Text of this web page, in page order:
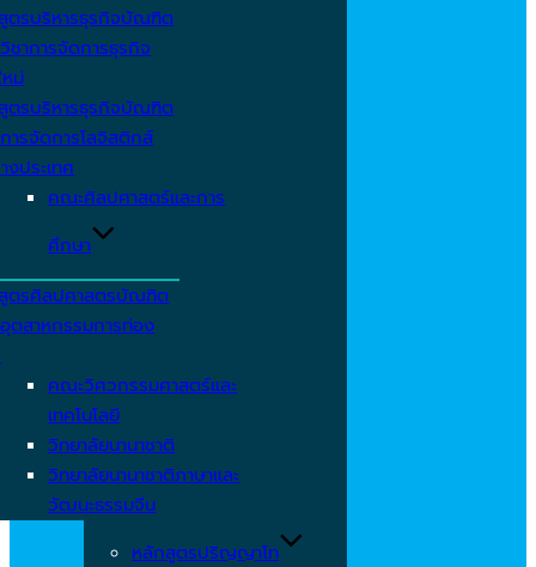
ตรบริหารธุรกิจบัณฑิต
ชาการจัดการธุรกิจ
ม่
ตรบริหารธุรกิจบัณฑิต
ารจัดการโลจิสติกส์
งประเทศ
คณะศิลปศาสตร์และการ
ศึกษา
ตรศิลปศาสตรบัณฑิต
ตสาหกรรมการท่อง
คณะวิศวกรรมศาสตร์และ
เทคโนโลยี
วิทยาลัยนานาชาติ
วิทยาลัยนานาชาติภาษาและ
วัฒนะธรรมจีน
หลักสูตรปริญญาโท